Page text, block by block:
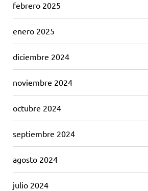
febrero 2025
enero 2025
diciembre 2024
noviembre 2024
octubre 2024
septiembre 2024
agosto 2024
julio 2024